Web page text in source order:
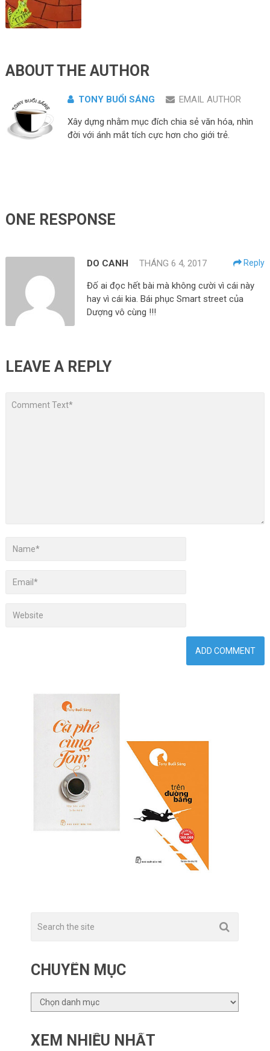
ABOUT THE AUTHOR
TONY BUỔI SÁNG EMAIL AUTHOR
Xây dựng nhằm mục đích chia sẻ văn hóa, nhìn
đời với ánh mắt tích cực hơn cho giới trẻ.
ONE RESPONSE
DO CANH THÁNG 6 4, 2017 Reply
Đố ai đọc hết bài mà không cười vì cái này
hay vì cái kia. Bái phục Smart street của
Dượng vô cùng !!!
LEAVE A REPLY
CHUYÊN MỤC
CHUYÊN
MỤC
XEM NHIỀU NHẤT